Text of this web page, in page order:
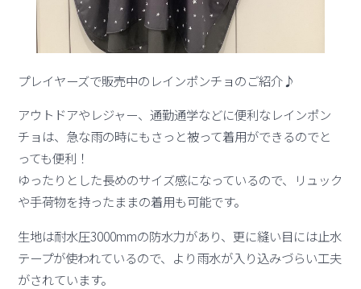
プレイヤーズで販売中のレインポンチョのご紹介♪
アウトドアやレジャー、通勤通学などに便利なレインポン
チョは、急な雨の時にもさっと被って着用ができるのでと
っても便利！
ゆったりとした長めのサイズ感になっているので、リュック
や手荷物を持ったままの着用も可能です。
生地は耐水圧3000mmの防水力があり、更に縫い目には止水
テープが使われているので、より雨水が入り込みづらい工夫
がされています。